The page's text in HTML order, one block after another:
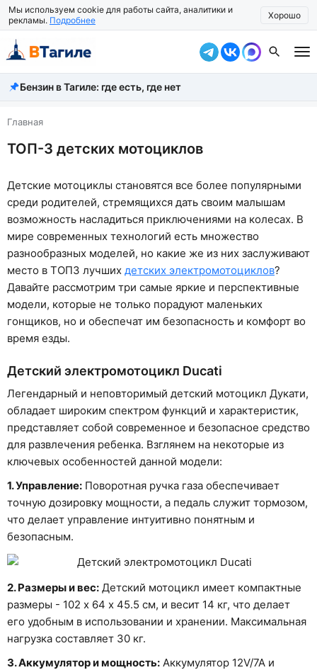
Мы используем cookie для работы сайта, аналитики и
рекламы. Подробнее Хорошо
Все новости
Происшествия
Город
Жизнь
Экономика
Рассказать новость
Бензин в Тагиле: где есть, где нет
Главная
ТОП-3 детских мотоциклов
Детские мотоциклы становятся все более популярными
среди родителей, стремящихся дать своим малышам
возможность насладиться приключениями на колесах. В
мире современных технологий есть множество
разнообразных моделей, но какие же из них заслуживают
место в ТОП3 лучших детских электромотоциклов?
Давайте рассмотрим три самые яркие и перспективные
модели, которые не только порадуют маленьких
гонщиков, но и обеспечат им безопасность и комфорт во
время езды.
Детский электромотоцикл Ducati
Легендарный и неповторимый детский мотоцикл Дукати,
обладает широким спектром функций и характеристик,
представляет собой современное и безопасное средство
для развлечения ребенка. Взглянем на некоторые из
ключевых особенностей данной модели:
1. Управление: Поворотная ручка газа обеспечивает
точную дозировку мощности, а педаль служит тормозом,
что делает управление интуитивно понятным и
безопасным.
2. Размеры и вес: Детский мотоцикл имеет компактные
размеры - 102 х 64 х 45.5 см, и весит 14 кг, что делает
его удобным в использовании и хранении. Максимальная
нагрузка составляет 30 кг.
3. Аккумулятор и мощность: Аккумулятор 12V/7A и